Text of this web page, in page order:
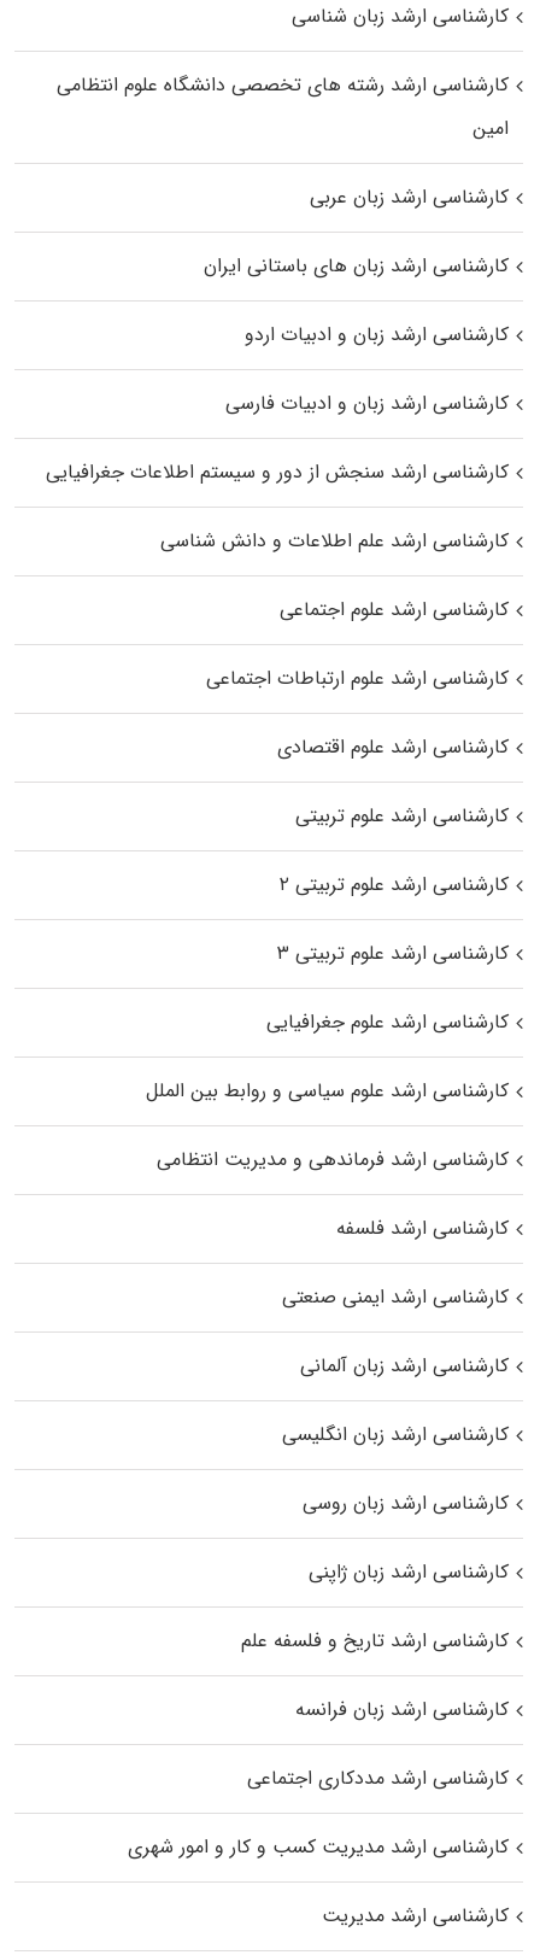
کارشناسی ارشد زبان شناسی
کارشناسی ارشد رﺷﺘﻪ ﻫﺎی تخصصی داﻧﺸﮕﺎه ﻋﻠﻮم انتظامی
اﻣﻴﻦ
کارشناسی ارشد زبان عربی
کارشناسی ارشد زبان‌ های باستانی ایران
کارشناسی ارشد زبان و ادبیات اردو
کارشناسی ارشد زبان و ادبیات فارسی
کارشناسی ارشد سنجش از دور و سیستم اطلاعات جغرافیایی
کارشناسی ارشد علم اطلاعات و دانش شناسی
کارشناسی ارشد علوم اجتماعی
کارشناسی ارشد علوم ارتباطات اجتماعی
کارشناسی ارشد علوم اقتصادی
کارشناسی ارشد علوم تربیتی
کارشناسی ارشد علوم تربیتی ۲
کارشناسی ارشد علوم تربیتی ۳
کارشناسی ارشد علوم جغرافیایی
کارشناسی ارشد علوم سیاسی و روابط بین الملل
کارشناسی ارشد فرماندهی و مدیریت انتظامی
کارشناسی ارشد فلسفه
کارشناسی ارشد ایمنی صنعتی
کارشناسی ارشد زبان آلمانی
کارشناسی ارشد زبان انگلیسی
کارشناسی ارشد زبان روسی
کارشناسی ارشد زبان ژاپنی
کارشناسی ارشد تاریخ و فلسفه علم
کارشناسی ارشد زبان فرانسه
کارشناسی ارشد مددکاری اجتماعی
کارشناسی ارشد مدیریت کسب و کار و امور شهری
کارشناسی ارشد مدیریت